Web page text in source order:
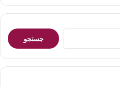
جستجو
برای: